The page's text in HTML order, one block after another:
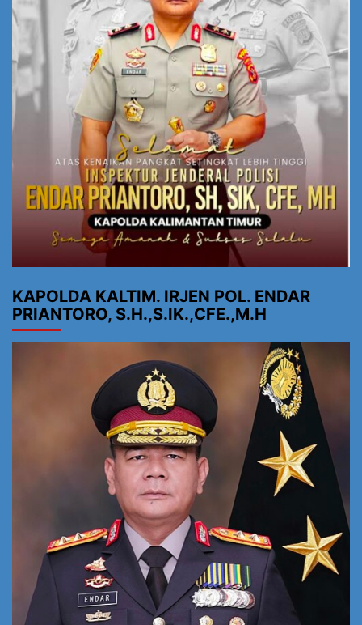
KAPOLDA KALTIM. IRJEN POL. ENDAR
PRIANTORO, S.H.,S.IK.,CFE.,M.H